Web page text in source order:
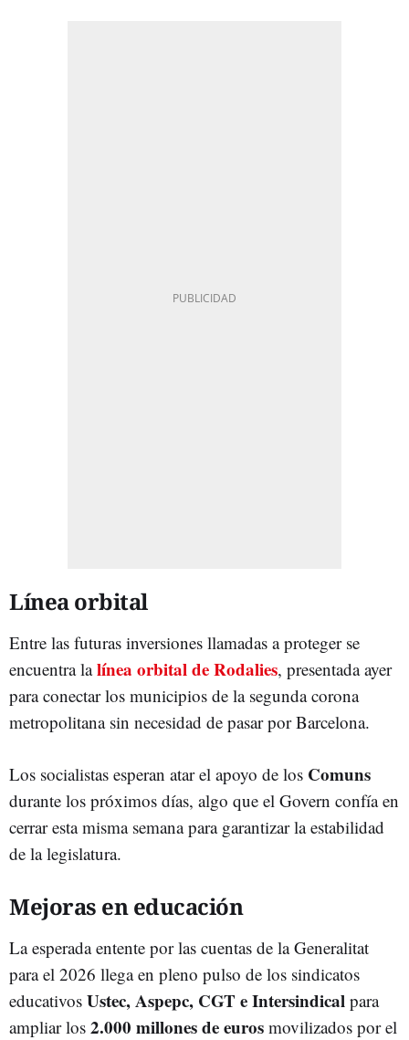
Línea orbital
Entre las futuras inversiones llamadas a proteger se
encuentra lalínea orbital de Rodalies, presentada ayer
para conectar los municipios de la segunda corona
metropolitana sin necesidad de pasar por Barcelona.
Los socialistas esperan atar el apoyo de los Comuns
durante los próximos días, algo que el Govern confía en
cerrar esta misma semana para garantizar la estabilidad
de la legislatura.
Mejoras en educación
La esperada entente por las cuentas de la Generalitat
para el 2026 llega en pleno pulso de los sindicatos
educativos Ustec, Aspepc, CGT e Intersindical para
ampliar los 2.000 millones de euros movilizados por el